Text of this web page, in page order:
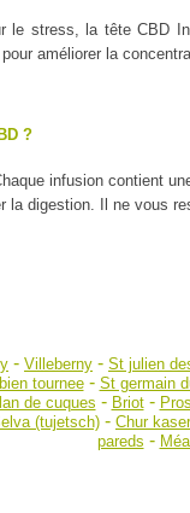
le stress, la tête CBD
améliorer la
?
infusion contient
digestion. Il ne vous
- Villeberny - St julien
tournee- St germain
de cuques - Briot-
(tujetsch) - Chur
pareds -